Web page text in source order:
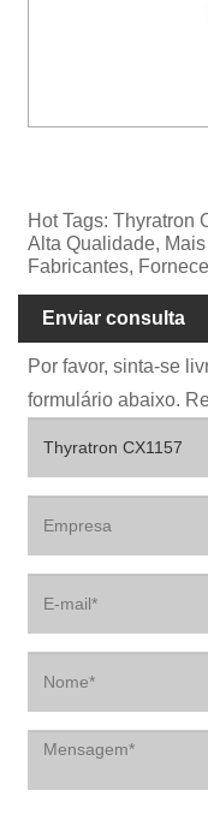
Hot Tags: Thyratron
Alta Qualidade,
Fabricantes,
Enviar consulta
Por favor, sinta-se
formulário abaixo.